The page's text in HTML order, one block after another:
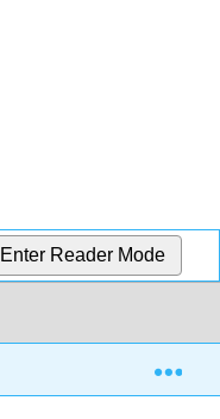
Enter Reader Mode
Adams and